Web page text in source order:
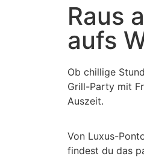
Raus
aufs
Ob chillige
Grill-Party mit
Auszeit.
Von Luxus-
findest du das